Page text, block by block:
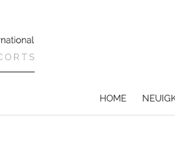
HOME